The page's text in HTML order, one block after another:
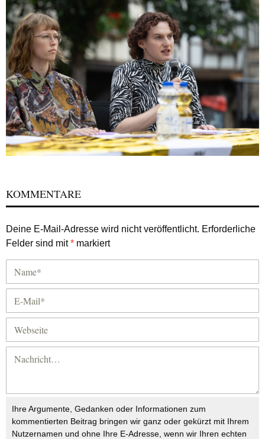
KOMMENTARE
Deine E-Mail-Adresse wird nicht veröffentlicht. Erforderliche
Felder sind mit* markiert
Ihre Argumente, Gedanken oder Informationen zum
kommentierten Beitrag bringen wir ganz oder gekürzt mit Ihrem
Nutzernamen und ohne Ihre E-Adresse, wenn wir Ihren echten